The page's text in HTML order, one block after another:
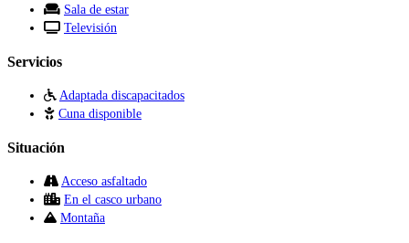
Sala de estar
Televisión
Servicios
Adaptada discapacitados
Cuna disponible
Situación
Acceso asfaltado
En el casco urbano
Montaña